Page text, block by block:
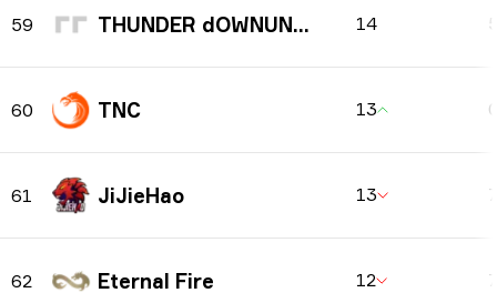
59 THUNDER dOWNUNDER 14
60 TNC 13
61 JiJieHao 13
62 Eternal Fire 12